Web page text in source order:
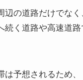
の道路だけでなく
続く道路や高速道
予想されるため、